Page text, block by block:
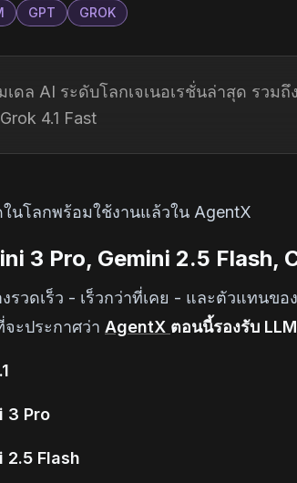
GPT GROK
ดล AI ระดับโลกเจเนอเรชั่นล่าสุด รวมถึ
4.1 Fast
นโลกพร้อมใช้งานแล้วใน AgentX
3 Pro, Gemini 2.5 Flash,
รวดเร็ว - เร็วกว่าที่เคย - และตัวแทนข
ะประกาศว่า AgentX ตอนนี้รองรับ
3 Pro
2.5 Flash